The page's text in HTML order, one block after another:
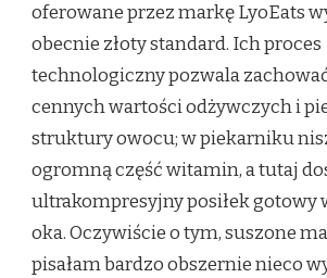
oferowane przez markę LyoEats
obecnie złoty standard. Ich proces
technologiczny pozwala
cennych wartości odżywczych i
struktury owocu; w piekarniku
ogromną część witamin, a tutaj
ultrakompresyjny posiłek gotowy
oka. Oczywiście o tym, suszone
pisałam bardzo obszernie nieco